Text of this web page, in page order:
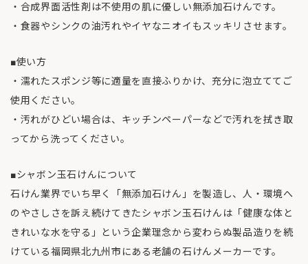
・合成界面活性剤は不使用の肌に優しい無添加石けんです。
・食器やシンクの油汚れやイヤなニオイもスッキリさせます。
■使い方
・濡れたスポンジ等に適量を直接ふりかけ、充分に泡立ててご
使用ください。
・汚れがひどい場合は、キッチンペーパーなどで汚れを拭き取
ってから洗ってください。
■シャボン玉石けんについて
石けん業界でいち早く「無添加石けん」を製造し、人・環境へ
のやさしさを訴え続けてきたシャボン玉石けんは「健康な体と
きれいな水を守る」という企業理念から変わらぬ製品造りを続
けている福岡県北九州市にある老舗の石けんメーカーです。